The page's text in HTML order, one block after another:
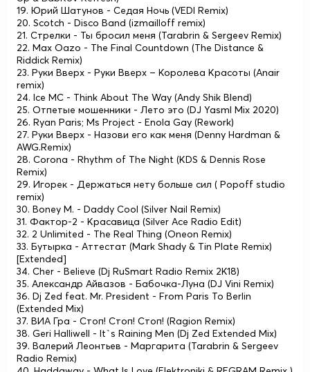
19. Юрий Шатунов - Седая Ночь (VEDI Remix)
20. Scotch - Disco Band (izmailloff remix)
21. Стрелки - Ты бросил меня (Tarabrin & Sergeev Remix)
22. Max Oazo - The Final Countdown (The Distance &
Riddick Remix)
23. Руки Вверх - Руки Вверх – Королева Красоты (Anair
remix)
24. Ice MC - Think About The Way (Andy Shik Blend)
25. Отпетые мошенники - Лето это (DJ YasmI Mix 2020)
26. Ryan Paris; Ms Project - Enola Gay (Rework)
27. Руки Вверх - Назови его как меня (Denny Hardman &
AWG.Remix)
28. Corona - Rhythm of The Night (KDS & Dennis Rose
Remix)
29. Игорек - Держаться нету больше сил ( Popoff studio
remix)
30. Boney M. - Daddy Cool (Silver Nail Remix)
31. Фактор-2 - Красавица (Silver Ace Radio Edit)
32. 2 Unlimited - The Real Thing (Oneon Remix)
33. Бутырка - Аттестат (Mark Shady & Tin Plate Remix)
[Extended]
34. Cher - Believe (Dj RuSmart Radio Remix 2K18)
35. Александр Айвазов - Бабочка-Луна (DJ Vini Remix)
36. Dj Zed feat. Mr. President - From Paris To Berlin
(Extended Mix)
37. ВИА Гра - Стоп! Стоп! Стоп! (Ragion Remix)
38. Geri Halliwell - It`s Raining Men (Dj Zed Extended Mix)
39. Валерий Леонтьев - Маргарита (Tarabrin & Sergeev
Radio Remix)